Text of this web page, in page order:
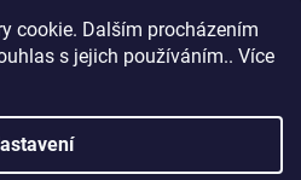
cookie. Dalším procházením
s jejich používáním.. Více
Shoptet